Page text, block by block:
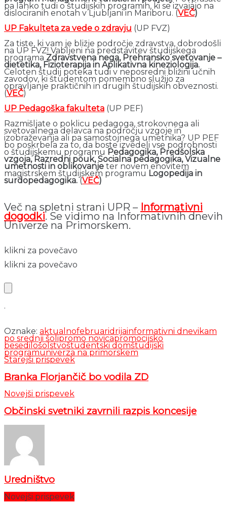
pa lahko tudi o študijskih programih, ki se izvajajo na
dislociranih enotah v Ljubljani in Mariboru. (VEČ)
UP Fakulteta za vede o zdravju (UP FVZ)
Za tiste, ki vam je bližje področje zdravstva, dobrodošli
na UP FVZ! Vabljeni na predstavitev študijskega
programa Zdravstvena nega, Prehransko svetovanje –
dietetika, Fizioterapija in Aplikativna kineziologija.
Celoten študij poteka tudi v neposredni bližini učnih
zavodov, ki študentom pomembno služijo za
opravljanje praktičnih in drugih študijskih obveznosti.
(VEČ)
UP Pedagoška fakulteta (UP PEF)
Razmišljate o poklicu pedagoga, strokovnega ali
svetovalnega delavca na področju vzgoje in
izobraževanja ali pa samostojnega umetnika? UP PEF
bo poskrbela za to, da boste izvedeli vse podrobnosti
o študijskemu programu Pedagogika, Predšolska
vzgoja, Razredni pouk, Socialna pedagogika, Vizualne
umetnosti in oblikovanje ter novem enovitem
magistrskem študijskem programu Logopedija in
surdopedagogika.(VEČ)
Več na spletni strani UPR – Informativni
dogodki. Se vidimo na Informativnih dnevih
Univerze na Primorskem.
klikni za povečavo
klikni za povečavo
.
Oznake: aktualnofebruaridrijainformativni dnevi kam
po srednji šolipromo novicapromocijsko
besedilošolstvoštudentski domštudijski
programuniverza na primorskem
Starejši prispevek
Branka Florjančič bo vodila ZD
Novejši prispevek
Občinski svetniki zavrnili razpis koncesije
Uredništvo
Novejši prispevek